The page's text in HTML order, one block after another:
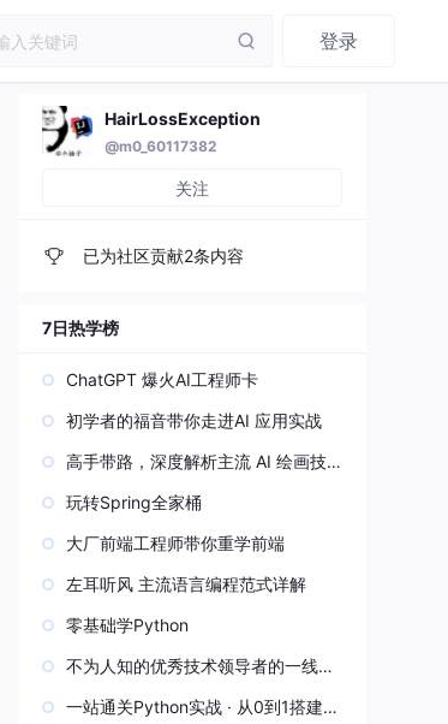
登录
HairLossException
@m0_60117382
关注
已为社区贡献2条内容
7日热学榜
ChatGPT 爆火AI工程师卡
初学者的福音带你走进AI 应用实战
高手带路，深度解析主流 AI 绘画技
术原理
玩转Spring全家桶
大厂前端工程师带你重学前端
左耳听风 主流语言编程范式详解
零基础学Python
不为人知的优秀技术领导者的一线实
一站通关Python实战 · 从0到1搭建直